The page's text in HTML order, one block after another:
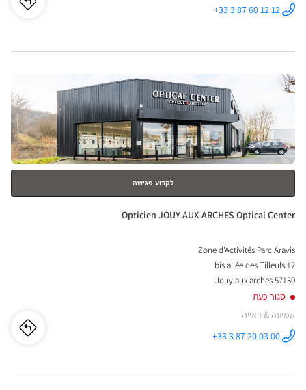
התקשר לחנות
Optical
+33 3 87 60 12 12 לו"ז
לחץ
ENTER
למידע
נוסף
לקבוע פגישה
חנות:
Opticien JOUY-AUX-ARCHES Optical Center
Zone d'Activités Parc Aravis
12 bis allée des Tilleuls
57130 Jouy aux arches
סגור כעת
שמיעה & ראייה
התקשר לחנות
Optical
+33 3 87 20 03 00 לו"ז